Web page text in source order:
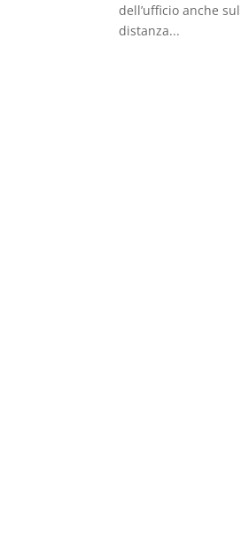
dell’ufficio anche
distanza...